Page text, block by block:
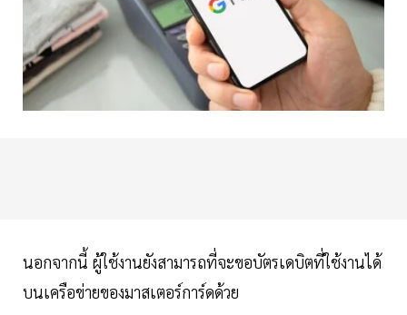
นอกจากนี้ ผู้ใช้งานยังสามารถที่จะขอบัตรเดบิตที่ใช้งานได้
บนเครือข่ายของมาสเตอร์การ์ดด้วย